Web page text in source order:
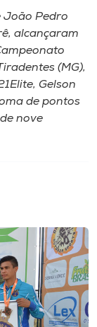
João Pedro
alcançaram
(MG),
Gelson
de pontos
nove